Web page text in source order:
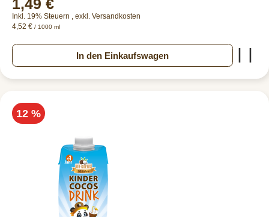
1,49 €
Inkl. 19% Steuern , exkl. Versandkosten
4,52 € / 1000 ml
In den Einkaufswagen
12 %